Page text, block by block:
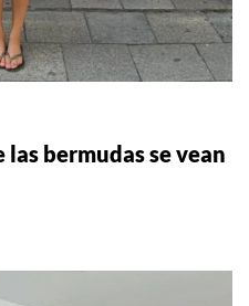
bermudas se vean